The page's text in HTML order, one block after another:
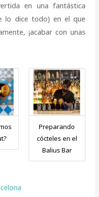
en una fantástica
lo dice todo) en el que
¡acabar con unas
Preparando
cócteles en el
Balius Bar